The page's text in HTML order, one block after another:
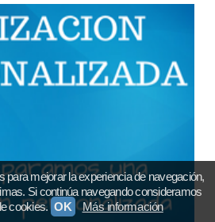
mejorar la experiencia de navegación,
Si continúa navegando consideramos
cookies. OK Más información